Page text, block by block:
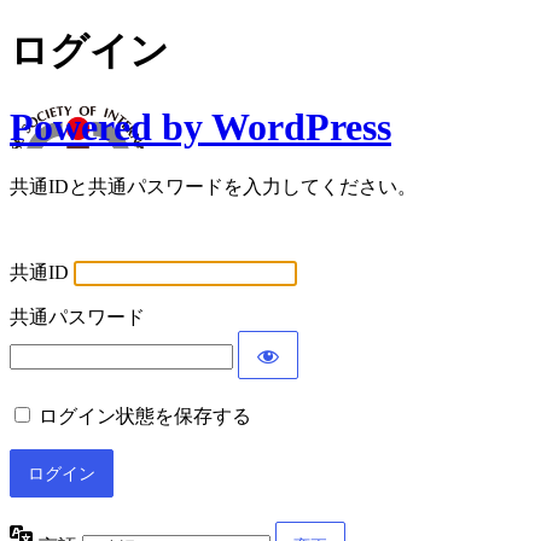
ログイン
Powered by WordPress
共通IDと共通パスワードを入力してください。
共通ID
共通パスワード
ログイン状態を保存する